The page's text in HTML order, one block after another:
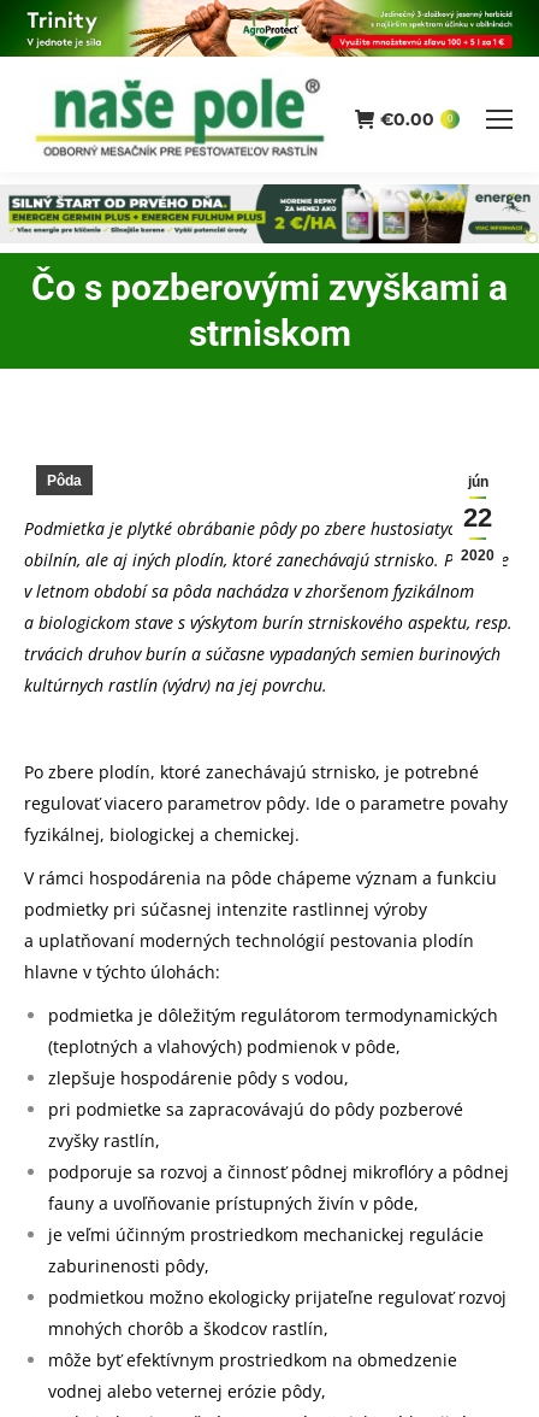
€0.00 0
Čo s pozberovými zvyškami a
strniskom
You are here:
jún
22
2020
Pôda
Podmietka je plytké obrábanie pôdy po zbere hustosiatych
obilnín, ale aj iných plodín, ktoré zanechávajú strnisko. Po zbere
v letnom období sa pôda nachádza v zhoršenom fyzikálnom
a biologickom stave s výskytom burín strniskového aspektu, resp.
trvácich druhov burín a súčasne vypadaných semien burinových
kultúrnych rastlín (výdrv) na jej povrchu.
Po zbere plodín, ktoré zanechávajú strnisko, je potrebné
regulovať viacero parametrov pôdy. Ide o parametre povahy
fyzikálnej, biologickej a chemickej.
V rámci hospodárenia na pôde chápeme význam a funkciu
podmietky pri súčasnej intenzite rastlinnej výroby
a uplatňovaní moderných technológií pestovania plodín
hlavne v týchto úlohách:
podmietka je dôležitým regulátorom termodynamických
(teplotných a vlahových) podmienok v pôde,
zlepšuje hospodárenie pôdy s vodou,
pri podmietke sa zapracovávajú do pôdy pozberové
zvyšky rastlín,
podporuje sa rozvoj a činnosť pôdnej mikroflóry a pôdnej
fauny a uvoľňovanie prístupných živín v pôde,
je veľmi účinným prostriedkom mechanickej regulácie
zaburinenosti pôdy,
podmietkou možno ekologicky prijateľne regulovať rozvoj
mnohých chorôb a škodcov rastlín,
môže byť efektívnym prostriedkom na obmedzenie
vodnej alebo veternej erózie pôdy,